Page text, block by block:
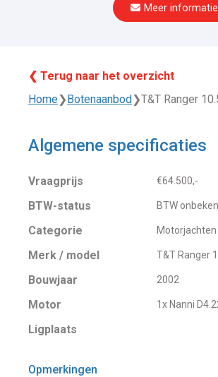
Meer informatie
❮ Terug naar het overzicht
Home❯Botenaanbod❯T&T Ranger
Algemene specificaties
Vraagprijs €64.500,-
BTW-status BTW
Categorie
Merk / model T&T Ranger
Bouwjaar 2002
Motor 1x Nanni
Ligplaats
Opmerkingen